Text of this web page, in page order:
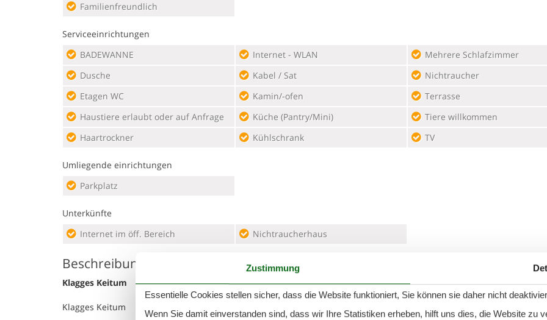
Familienfreundlich
Serviceeinrichtungen
BADEWANNE
Dusche
Etagen WC
Haustiere erlaubt oder auf Anfrage
Haartrockner
Internet - WLAN
Kabel / Sat
Kamin/-ofen
Küche (Pantry/Mini)
Kühlschrank
Mehrere Schlafzimmer
Nichtraucher
Terrasse
Tiere willkommen
TV
Umliegende einrichtungen
Parkplatz
Unterkünfte
Internet im öff. Bereich
Nichtraucherhaus
Beschreibung
Klagges Keitum
Klagges Keitum
Zustimmung
Essentielle Cookies stellen sicher, dass die Website funktioniert, Sie können sie daher nicht
Wenn Sie damit einverstanden sind, dass wir Ihre Statistiken erheben, hilft uns dies, die Website zu